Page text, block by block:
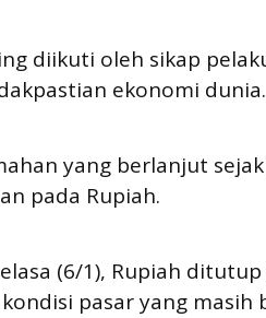
diikuti oleh sikap
ekonomi dunia.
yang berlanjut
pada Rupiah.
(6/1), Rupiah
pasar yang masih